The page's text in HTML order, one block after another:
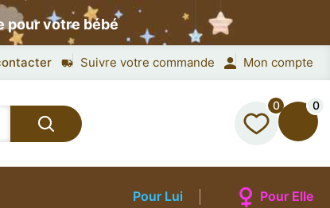
pour votre bébé
Suivre votre commande Mon compte
0 0
Pour Lui Pour Elle